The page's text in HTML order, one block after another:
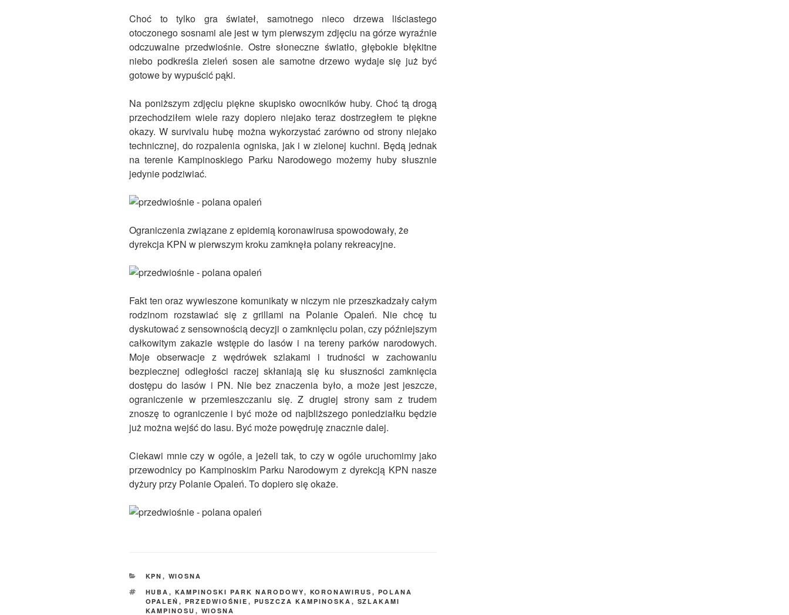
Choć to tylko gra świateł, samotnego nieco drzewa liściastego
otoczonego sosnami ale jest w tym pierwszym zdjęciu na górze wyraźnie
odczuwalne przedwiośnie. Ostre słoneczne światło, głębokie błękitne
niebo podkreśla zieleń sosen ale samotne drzewo wydaje się już być
gotowe by wypuścić pąki.
Na poniższym zdjęciu piękne skupisko owocników huby. Choć tą drogą
przechodziłem wiele razy dopiero niejako teraz dostrzegłem te piękne
okazy. W survivalu hubę można wykorzystać zarówno od strony niejako
technicznej, do rozpalenia ogniska, jak i w zielonej kuchni. Będą jednak
na terenie Kampinoskiego Parku Narodowego możemy huby słusznie
jedynie podziwiać.
Ograniczenia związane z epidemią koronawirusa spowodowały, że
dyrekcja KPN w pierwszym kroku zamknęła polany rekreacyjne.
Fakt ten oraz wywieszone komunikaty w niczym nie przeszkadzały całym
rodzinom rozstawiać się z grillami na Polanie Opaleń. Nie chcę tu
dyskutować z sensownością decyzji o zamknięciu polan, czy późniejszym
całkowitym zakazie wstępie do lasów i na tereny parków narodowych.
Moje obserwacje z wędrówek szlakami i trudności w zachowaniu
bezpiecznej odległości raczej skłaniają się ku słuszności zamknięcia
dostępu do lasów i PN. Nie bez znaczenia było, a może jest jeszcze,
ograniczenie w przemieszczaniu się. Z drugiej strony sam z trudem
znoszę to ograniczenie i być może od najbliższego poniedziałku będzie
już można wejść do lasu. Być może powędruję znacznie dalej.
Ciekawi mnie czy w ogóle, a jeżeli tak, to czy w ogóle uruchomimy jako
przewodnicy po Kampinoskim Parku Narodowym z dyrekcją KPN nasze
dyżury przy Polanie Opaleń. To dopiero się okaże.
KATEGORIE
KPN , WIOSNA
TAGI
HUBA , KAMPINOSKI PARK NARODOWY, KORONAWIRUS , POLANA
OPALEŃ , PRZEDWIOŚNIE , PUSZCZA KAMPINOSKA , SZLAKAMI
KAMPINOSU , WIOSNA